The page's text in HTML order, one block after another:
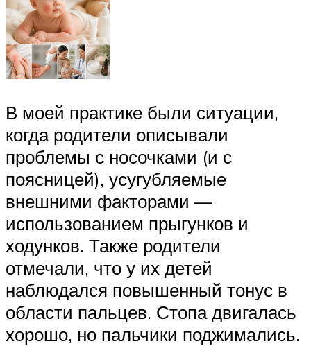
В моей практике были ситуации,
когда родители описывали
проблемы с носочками (и с
поясницей), усугубляемые
внешними факторами —
использованием прыгунков и
ходунков. Также родители
отмечали, что у их детей
наблюдался повышенный тонус в
области пальцев. Стопа двигалась
хорошо, но пальчики поджимались.